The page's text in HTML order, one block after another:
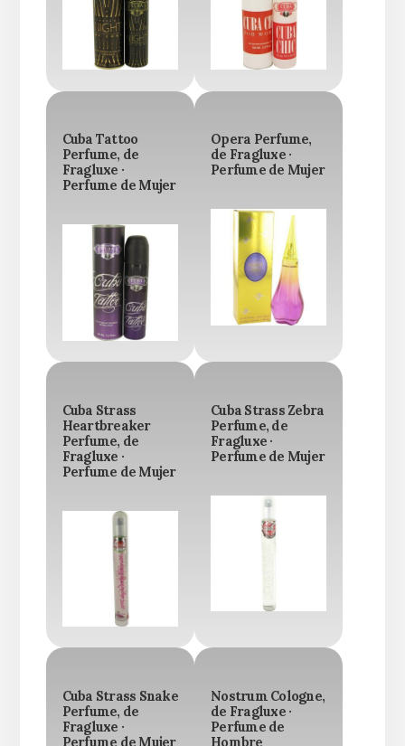
Cuba Tattoo
Perfume, de
Fragluxe ·
Perfume de Mujer
Opera Perfume,
de Fragluxe ·
Perfume de Mujer
Cuba Strass
Heartbreaker
Perfume, de
Fragluxe ·
Perfume de Mujer
Cuba Strass Zebra
Perfume, de
Fragluxe ·
Perfume de Mujer
Cuba Strass Snake
Perfume, de
Fragluxe ·
Perfume de Mujer
Nostrum Cologne,
de Fragluxe ·
Perfume de
Hombre